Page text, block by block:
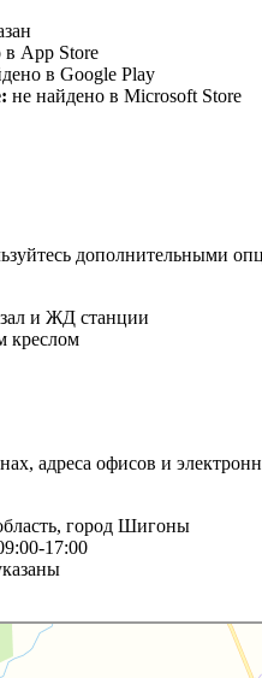
в App Store
в Google Play
не найдено в Microsoft Store
дополнительными
и ЖД станции
креслом
адреса офисов и
город Шигоны
17:00